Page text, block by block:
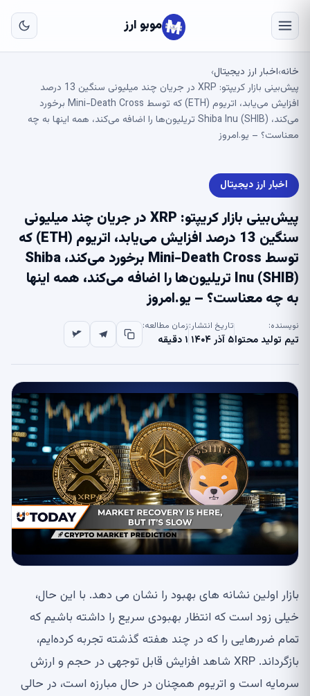
موبو ارز
خانه›اخبار ارز دیجیتال›
پیش‌بینی بازار کریپتو: XRP در جریان چند میلیونی سنگین 13 درصد
افزایش می‌یابد، اتریوم (ETH) که توسط Mini-Death Cross برخورد
می‌کند، Shiba Inu (SHIB) تریلیون‌ها را اضافه می‌کند، همه اینها به چه
معناست؟ – یو.امروز
اخبار ارز دیجیتال
پیش‌بینی بازار کریپتو: XRP در جریان چند میلیونی
سنگین 13 درصد افزایش می‌یابد، اتریوم (ETH) که
توسط Mini-Death Cross برخورد می‌کند، Shiba
Inu (SHIB) تریلیون‌ها را اضافه می‌کند، همه اینها
به چه معناست؟ – یو.امروز
نویسنده:
تیم تولید محتوا
تاریخ انتشار:
۵ آذر ۱۴۰۴
زمان مطالعه:
۱ دقیقه
بازار اولین نشانه های بهبود را نشان می دهد. با این حال،
خیلی زود است که انتظار بهبودی سریع را داشته باشیم که
تمام ضررهایی را که در چند هفته گذشته تجربه کرده‌ایم،
بازگرداند. XRP شاهد افزایش قابل توجهی در حجم و ارزش
سرمایه است و اتریوم همچنان در حال مبارزه است، در حالی